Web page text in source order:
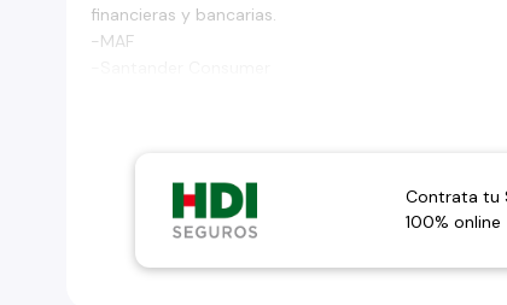
financieras y bancarias.
-MAF
Contrata tu
100% online